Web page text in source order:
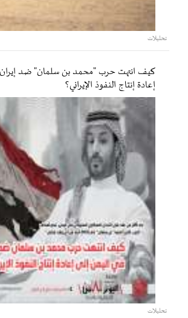
تحليلات
كيف انتهت حرب "محمد بن سلمان" ضد إيران
إعادة إنتاج النفوذ الإيراني؟
تحليلات